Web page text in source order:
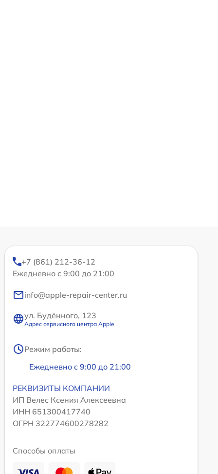
+7 (861) 212-36-12
Ежедневно с 9:00 до 21:00
info@apple-repair-center.ru
ул. Будённого, 123
Адрес сервисного центра Apple
Режим работы:
Ежедневно с 9:00 до 21:00
РЕКВИЗИТЫ КОМПАНИИ
ИП Велес Ксения Алексеевна
ИНН 651300417740
ОГРН 322774600278282
Способы оплаты